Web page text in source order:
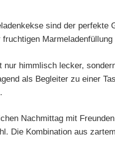
sind der perfekte
nur himmlisch lecker,
als Begleiter zu einer
Nachmittag mit
Die Kombination aus